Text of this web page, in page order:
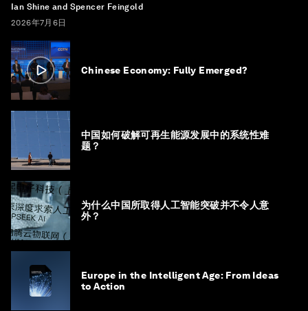
Ian Shine and Spencer Feingold
2026年7月6日
Chinese Economy: Fully Emerged?
中国如何破解可再生能源发展中的系统性难
题？
为什么中国所取得人工智能突破并不令人意
外？
Europe in the Intelligent Age: From Ideas
to Action